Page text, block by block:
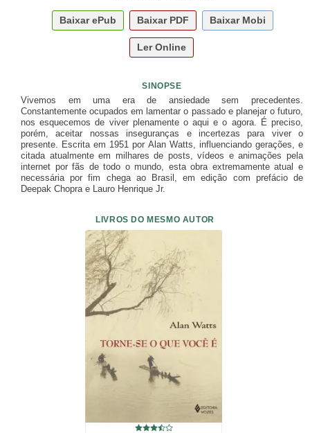
Baixar ePub Baixar PDF Baixar Mobi
Ler Online
SINOPSE
Vivemos em uma era de ansiedade sem precedentes.
Constantemente ocupados em lamentar o passado e planejar o futuro,
nos esquecemos de viver plenamente o aqui e o agora. É preciso,
porém, aceitar nossas inseguranças e incertezas para viver o
presente. Escrita em 1951 por Alan Watts, influenciando gerações, e
citada atualmente em milhares de posts, vídeos e animações pela
internet por fãs de todo o mundo, esta obra extremamente atual e
necessária por fim chega ao Brasil, em edição com prefácio de
Deepak Chopra e Lauro Henrique Jr.
LIVROS DO MESMO AUTOR